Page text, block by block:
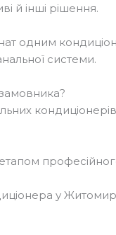
й інші рішення.
одним
системи.
у